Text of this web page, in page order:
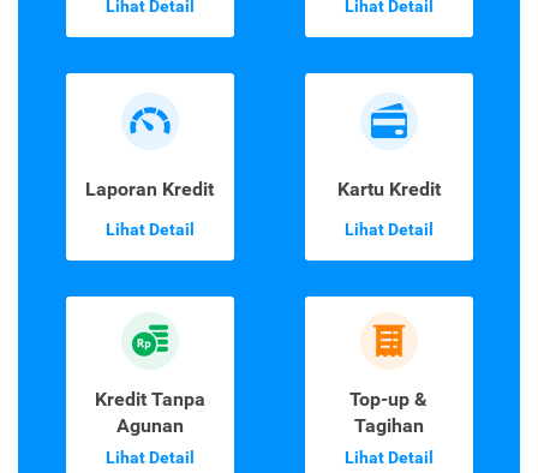
Lihat Detail Lihat Detail
Laporan Kredit
Lihat Detail
Kartu Kredit
Lihat Detail
Kredit Tanpa
Agunan
Lihat Detail
Top-up &
Tagihan
Lihat Detail